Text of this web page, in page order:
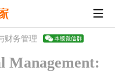
财务管理
Management: